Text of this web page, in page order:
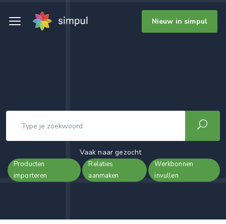
Nieuw in simpul
Vaak naar gezocht
Producten
importeren
Relaties
aanmaken
Werkbonnen
invullen